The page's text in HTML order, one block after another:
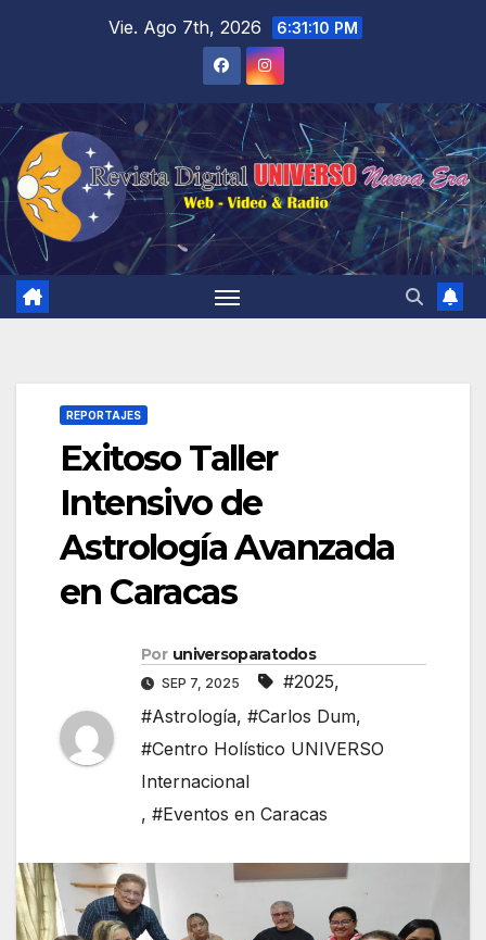
Vie. Ago 7th, 2026 6:31:11 PM
REPORTAJES
Exitoso Taller
Intensivo de
Astrología Avanzada
en Caracas
Por universoparatodos
SEP 7, 2025 #2025,
#Astrología, #Carlos Dum,
#Centro Holístico UNIVERSO
Internacional
, #Eventos en Caracas